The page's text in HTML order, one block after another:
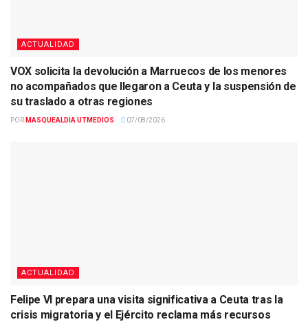
ACTUALIDAD
VOX solicita la devolución a Marruecos de los menores
no acompañados que llegaron a Ceuta y la suspensión de
su traslado a otras regiones
POR MASQUEALDIA UTMEDIOS 07/08/2026
ACTUALIDAD
Felipe VI prepara una visita significativa a Ceuta tras la
crisis migratoria y el Ejército reclama más recursos